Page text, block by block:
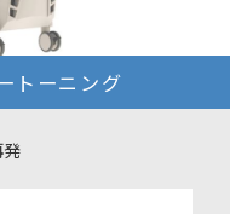
トーニング